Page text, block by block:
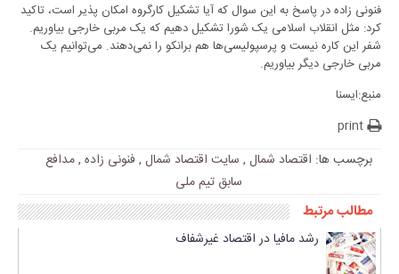
فنونی زاده در پاسخ به این سوال که آیا تشکیل کارگروه امکان پذیر است، تاکید
کرد: مثل انقلاب اسلامی یک شورا تشکیل دهیم که یک مربی خارجی بیاوریم.
شفر این کاره نیست و پرسپولیسی‌ها هم برانکو را نمی‌دهند. می‌توانیم یک
مربی خارجی دیگر بیاوریم.
منبع:ایسنا
print
برچسب ها: اقتصاد شمال , سایت اقتصاد شمال , فنونی زاده ,مدافع
سابق تیم ملی
مطالب مرتبط
رشد مافیا در اقتصاد غیرشفاف